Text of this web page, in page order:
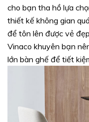
cho bạn tha hồ lựa
thiết kế không gian
để tôn lên được vẻ
Vinaco khuyên bạn
lớn bàn ghế để tiết